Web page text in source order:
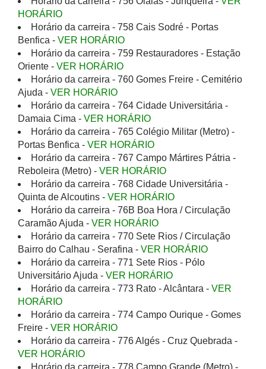
HORÁRIO
Horário da carreira - 758 Cais Sodré - Portas
Benfica - VER HORÁRIO
Horário da carreira - 759 Restauradores - Estação
Oriente - VER HORÁRIO
Horário da carreira - 760 Gomes Freire - Cemitério
Ajuda - VER HORÁRIO
Horário da carreira - 764 Cidade Universitária -
Damaia Cima - VER HORÁRIO
Horário da carreira - 765 Colégio Militar (Metro) -
Portas Benfica - VER HORÁRIO
Horário da carreira - 767 Campo Mártires Pátria -
Reboleira (Metro) - VER HORÁRIO
Horário da carreira - 768 Cidade Universitária -
Quinta de Alcoutins - VER HORÁRIO
Horário da carreira - 76B Boa Hora / Circulação
Caramão Ajuda - VER HORÁRIO
Horário da carreira - 770 Sete Rios / Circulação
Bairro do Calhau - Serafina - VER HORÁRIO
Horário da carreira - 771 Sete Rios - Pólo
Universitário Ajuda - VER HORÁRIO
Horário da carreira - 773 Rato - Alcântara - VER
HORÁRIO
Horário da carreira - 774 Campo Ourique - Gomes
Freire - VER HORÁRIO
Horário da carreira - 776 Algés - Cruz Quebrada -
VER HORÁRIO
Horário da carreira - 778 Campo Grande (Metro) -